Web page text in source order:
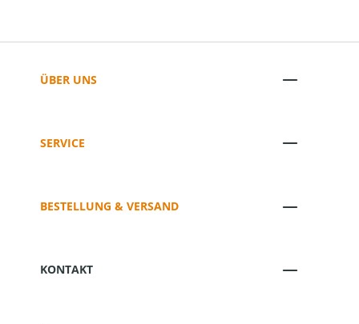
ÜBER UNS
SERVICE
BESTELLUNG & VERSAND
KONTAKT